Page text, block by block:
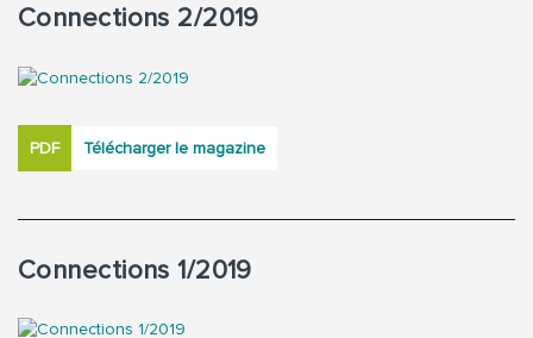
Connections 2/2019
PDF Télécharger le magazine
Connections 1/2019